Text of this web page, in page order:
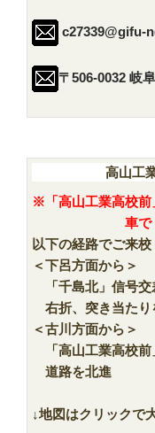
c27339@gifu-
〒506-0032 岐
高山工
※「高山工業高校前
車で「正門
以下の経路でご来校
＜下呂方面から＞
「千島北」信号交
右折、突き当たり
＜古川方面から＞
「高山工業高校前
道路を北進
↓地図はクリックで